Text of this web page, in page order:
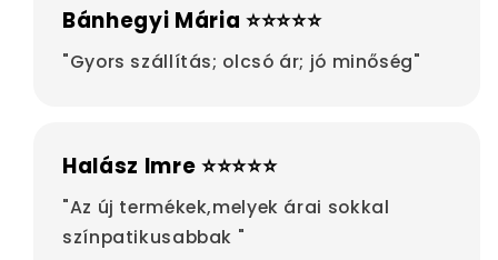
Bánhegyi Mária ⭐⭐⭐⭐⭐
"Gyors szállítás; olcsó ár; jó minőség"
Halász Imre ⭐⭐⭐⭐⭐
"Az új termékek,melyek árai sokkal
színpatikusabbak "